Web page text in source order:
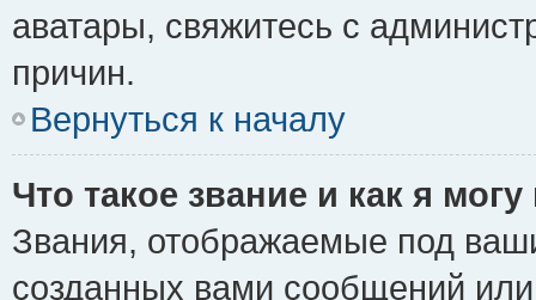
аватары, свяжитесь с
причин.
Вернуться к началу
Что такое звание и как я
Звания, отображаемые под
созданных вами сообщений